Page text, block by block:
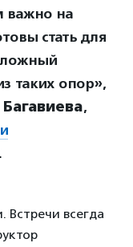
важно на
стать для
таких опор»,
Багавиева,
Встречи всегда